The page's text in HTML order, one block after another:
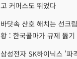
고 커머스도 뛰었다
바닷속 산호 해치는 선크
황 : 한국콜마가 규제 뚫
삼성전자 SK하이닉스 '파